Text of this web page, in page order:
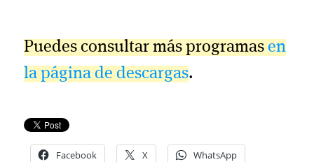
Puedes consultar más programasen
la página de descargas.
Facebook X WhatsApp